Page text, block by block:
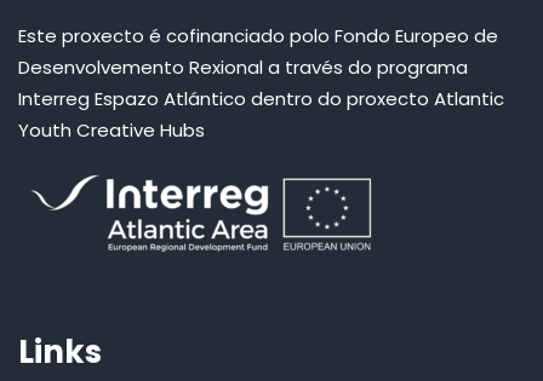
Este proxecto é cofinanciado polo Fondo Europeo de
Desenvolvemento Rexional a través do programa
Interreg Espazo Atlántico dentro do proxecto Atlantic
Youth Creative Hubs
Links